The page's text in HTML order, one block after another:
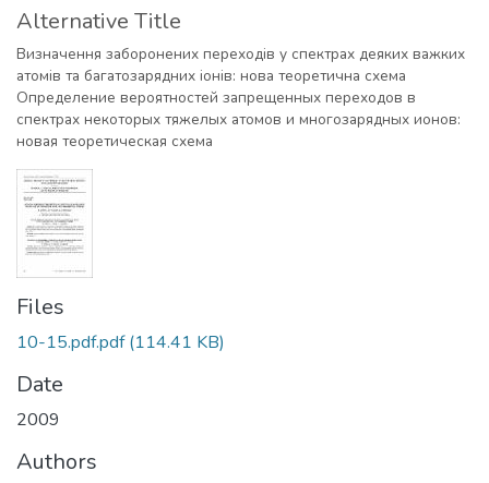
Alternative Title
Визначення заборонених переходів у спектрах деяких важких
атомів та багатозарядних іонів: нова теоретична схема
Определение вероятностей запрещенных переходов в
спектрах некоторых тяжелых атомов и многозарядных ионов:
новая теоретическая схема
Files
10-15.pdf.pdf(114.41 KB)
Date
2009
Authors